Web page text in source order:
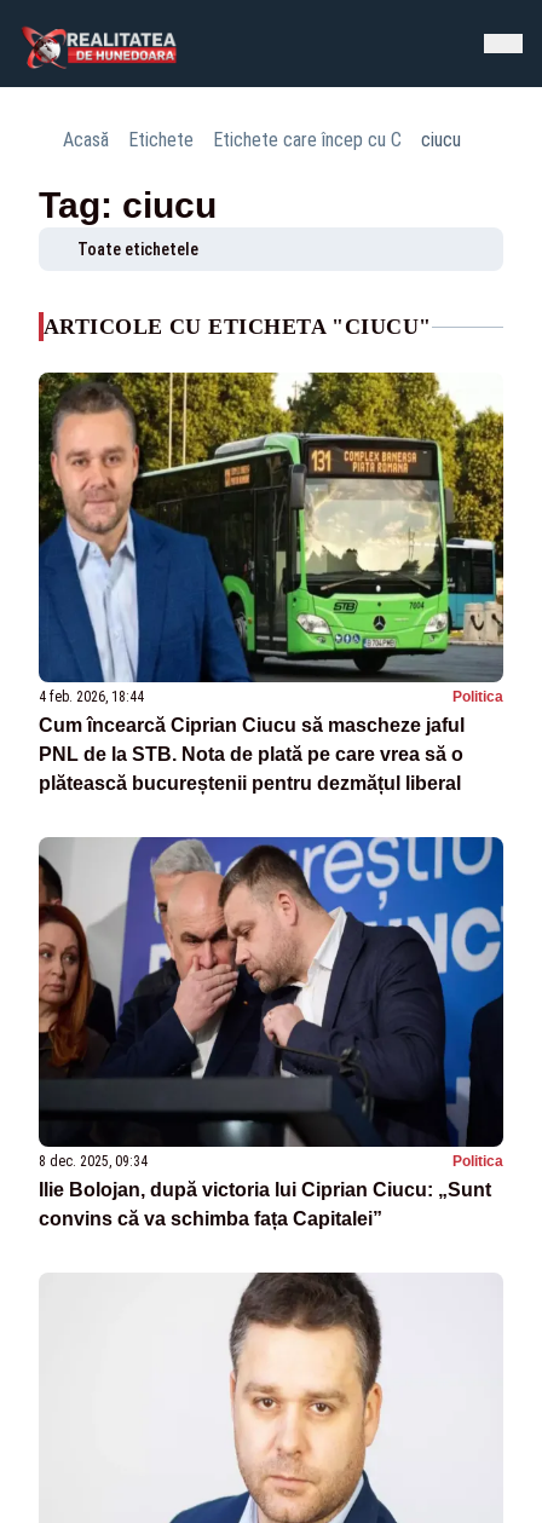
Acasă Etichete Etichete care încep cu C ciucu
Tag: ciucu
Toate etichetele
ARTICOLE CU ETICHETA "CIUCU"
4 feb. 2026, 18:44 Politica
Cum încearcă Ciprian Ciucu să mascheze jaful
PNL de la STB. Nota de plată pe care vrea să o
plătească bucureștenii pentru dezmățul liberal
8 dec. 2025, 09:34 Politica
Ilie Bolojan, după victoria lui Ciprian Ciucu: „Sunt
convins că va schimba fața Capitalei”